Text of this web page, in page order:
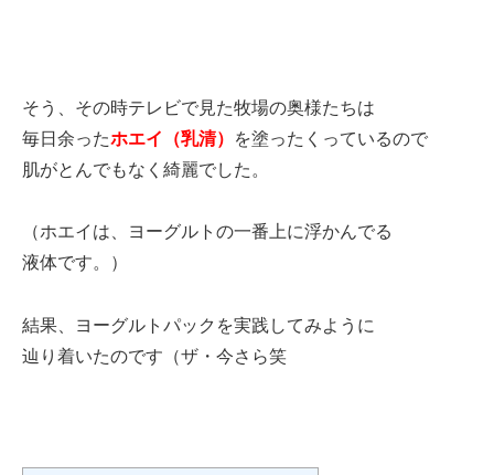
そう、その時テレビで見た牧場の奥様たちは
毎日余ったホエイ（乳清）
を塗ったくっているので
肌がとんでもなく綺麗でした。
（ホエイは、ヨーグルトの一番上に浮かんでる
液体です。）
結果、ヨーグルトパックを実践してみように
辿り着いたのです（ザ・今さら笑